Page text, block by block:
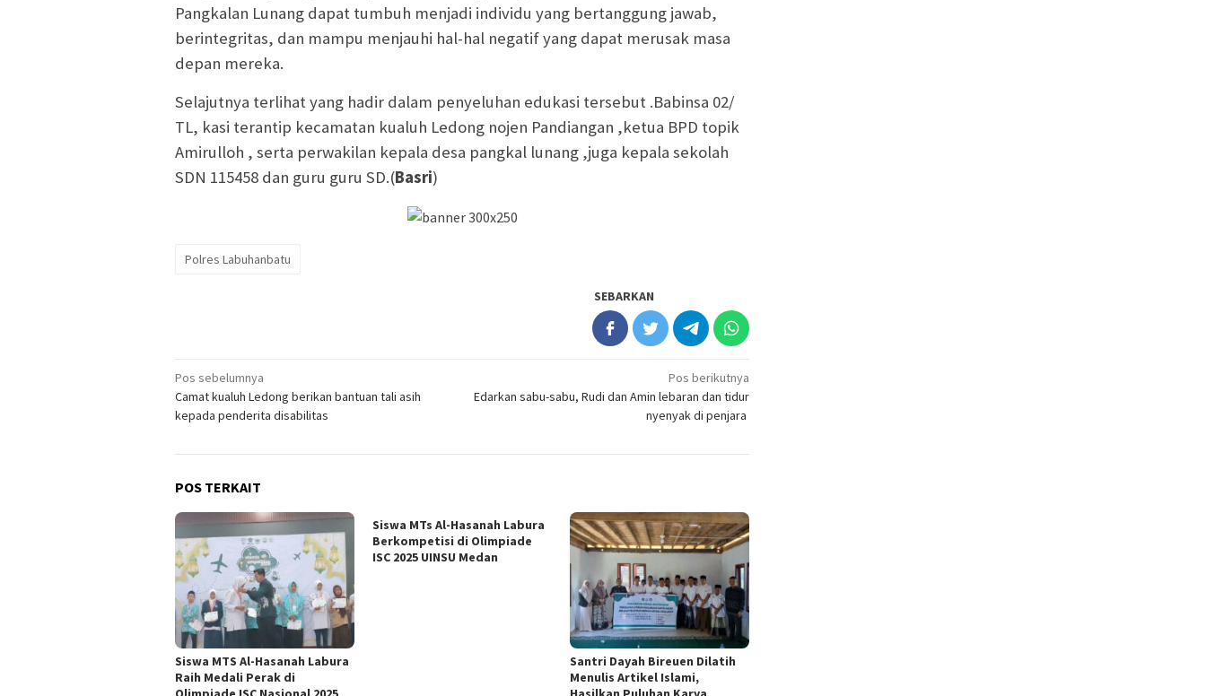
Pangkalan Lunang dapat tumbuh menjadi individu yang bertanggung jawab,
berintegritas, dan mampu menjauhi hal-hal negatif yang dapat merusak masa
depan mereka.
Selajutnya terlihat yang hadir dalam penyeluhan edukasi tersebut .Babinsa 02/
TL, kasi terantip kecamatan kualuh Ledong nojen Pandiangan ,ketua BPD topik
Amirulloh , serta perwakilan kepala desa pangkal lunang ,juga kepala sekolah
SDN 115458 dan guru guru SD.(Basri)
Polres Labuhanbatu
SEBARKAN
Navigasi
pos
Pos sebelumnya
Camat kualuh Ledong berikan bantuan tali asih
kepada penderita disabilitas
Pos berikutnya
Edarkan sabu-sabu, Rudi dan Amin lebaran dan tidur
nyenyak di penjara
POS TERKAIT
Siswa MTS Al-Hasanah Labura
Raih Medali Perak di
Siswa MTs Al-Hasanah Labura
Berkompetisi di Olimpiade
ISC 2025 UINSU Medan
Santri Dayah Bireuen Dilatih
Menulis Artikel Islami,